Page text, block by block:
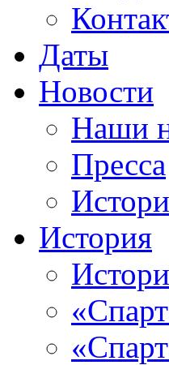
Даты
Новости
Наши
Пресса
История